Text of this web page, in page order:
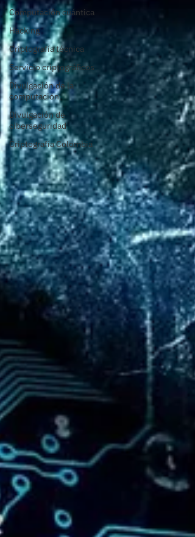
Computación cuántica
Hacking
Criptografía técnica
Servicio criptográficos
Divulgación de la
computación
Divulgación de
ciberseguridad
Criptografía Colombia